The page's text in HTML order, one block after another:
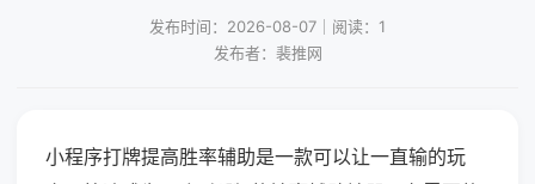
发布时间：2026-08-07｜阅读：1
发布者：裴推网
小程序打牌提高胜率辅助是一款可以让一直输的玩